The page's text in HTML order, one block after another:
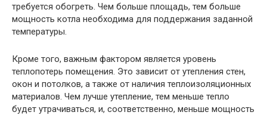
требуется обогреть. Чем больше площадь, тем больше
мощность котла необходима для поддержания заданной
температуры.
Кроме того, важным фактором является уровень
теплопотерь помещения. Это зависит от утепления стен,
окон и потолков, а также от наличия теплоизоляционных
материалов. Чем лучше утепление, тем меньше тепло
будет утрачиваться, и, соответственно, меньше мощность